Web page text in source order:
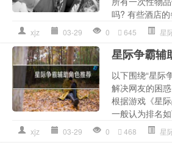
吗? 有些酒店
xjz 03-29 0 645 星
星际争霸辅
以下围绕“星际
解决网友的困
根据游戏《星
一般认为排名
xjz 03-29 0 468 星